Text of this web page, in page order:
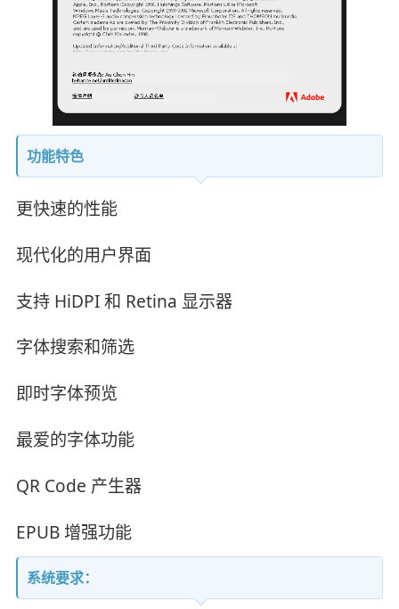
功能特色
更快速的性能
现代化的用户界面
支持 HiDPI 和 Retina 显示器
字体搜索和筛选
即时字体预览
最爱的字体功能
QR Code 产生器
EPUB 增强功能
系统要求：